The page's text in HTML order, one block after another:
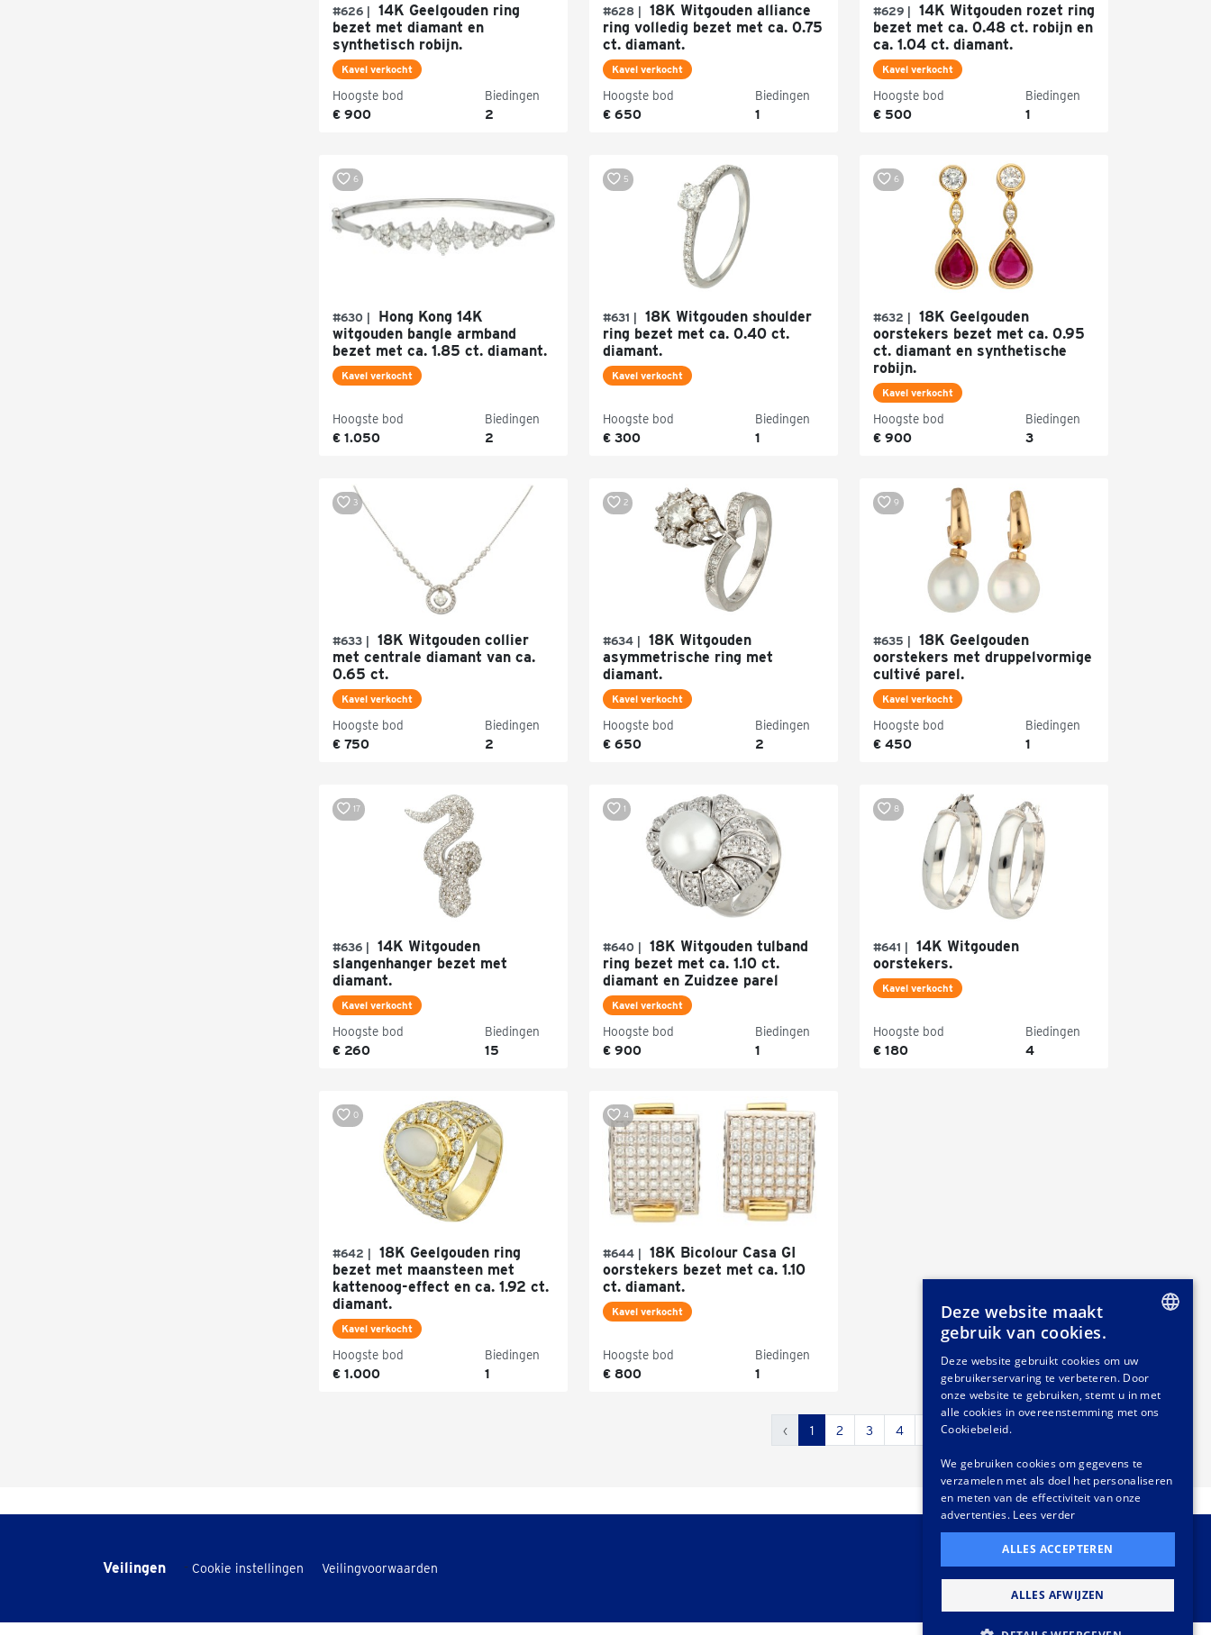
#626 |
14K Geelgouden ring
bezet met diamant en
synthetisch robijn.
Kavel verkocht
Hoogste bod
€ 900
Biedingen
2
#628 |
18K Witgouden alliance
ring volledig bezet met ca. 0.75
ct. diamant.
Kavel verkocht
Hoogste bod
€ 650
Biedingen
1
#629 |
14K Witgouden rozet ring
bezet met ca. 0.48 ct. robijn en
ca. 1.04 ct. diamant.
Kavel verkocht
Hoogste bod
€ 500
Biedingen
1
#630 |
Hong Kong 14K
witgouden bangle armband
bezet met ca. 1.85 ct. diamant.
Kavel verkocht
Hoogste bod
€ 1.050
Biedingen
2
6
#631 |
18K Witgouden shoulder
ring bezet met ca. 0.40 ct.
diamant.
Kavel verkocht
Hoogste bod
€ 300
Biedingen
1
5
#632 |
18K Geelgouden
oorstekers bezet met ca. 0.95
ct. diamant en synthetische
robijn.
Kavel verkocht
Hoogste bod
€ 900
Biedingen
3
6
#633 |
18K Witgouden collier
met centrale diamant van ca.
0.65 ct.
Kavel verkocht
Hoogste bod
€ 750
Biedingen
2
3
#634 |
18K Witgouden
asymmetrische ring met
diamant.
Kavel verkocht
Hoogste bod
€ 650
Biedingen
2
2
#635 |
18K Geelgouden
oorstekers met druppelvormige
cultivé parel.
Kavel verkocht
Hoogste bod
€ 450
Biedingen
1
9
#636 |
14K Witgouden
slangenhanger bezet met
diamant.
Kavel verkocht
Hoogste bod
€ 260
Biedingen
15
17
#640 |
18K Witgouden tulband
ring bezet met ca. 1.10 ct.
diamant en Zuidzee parel
Kavel verkocht
Hoogste bod
€ 900
Biedingen
1
1
#641 |
14K Witgouden
oorstekers.
Kavel verkocht
Hoogste bod
€ 180
Biedingen
4
8
#642 |
18K Geelgouden ring
bezet met maansteen met
kattenoog-effect en ca. 1.92 ct.
diamant.
Kavel verkocht
Hoogste bod
€ 1.000
Biedingen
1
0
#644 |
18K Bicolour Casa GI
oorstekers bezet met ca. 1.10
ct. diamant.
Kavel verkocht
Hoogste bod
€ 800
Biedingen
1
4
‹ 1 2 3 4 6 ...
Veilingen - Cookie instellingen Veilingvoorwaarden
GERMAN
FRENCH
Deze website maakt
gebruik van cookies.
Deze website gebruikt cookies om uw
gebruikerservaring te verbeteren. Door
onze website te gebruiken, stemt u in met
alle cookies in overeenstemming met ons
Cookiebeleid.
We gebruiken cookies om gegevens te
verzamelen met als doel het personaliseren
en meten van de effectiviteit van onze
advertenties. Lees verder
ALLES ACCEPTEREN
ALLES AFWIJZEN